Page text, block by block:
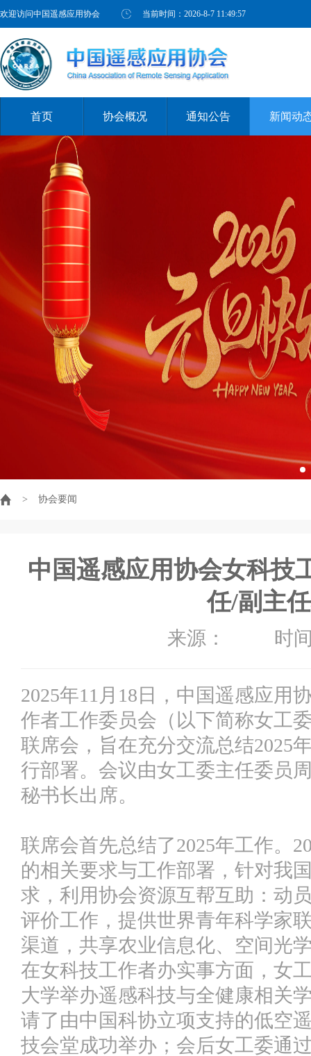
欢迎访问中国遥感应用协会 当前时间： 2026-8-7 11:49:57
首页 协会概况 通知公告 新闻动
> 协会要闻
中国遥感应用协会女科技
任/副主
来源： 时间
2025年11月18日，中国遥感应用
作者工作委员会（以下简称女工
联席会，旨在充分交流总结2025
行部署。会议由女工委主任委员
秘书长出席。
联席会首先总结了2025年工作。
的相关要求与工作部署，针对我
求，利用协会资源互帮互助：动
评价工作，提供世界青年科学家
渠道，共享农业信息化、空间光
在女科技工作者办实事方面，女
大学举办遥感科技与全健康相关
请了由中国科协立项支持的低空
技会堂成功举办；会后女工委通